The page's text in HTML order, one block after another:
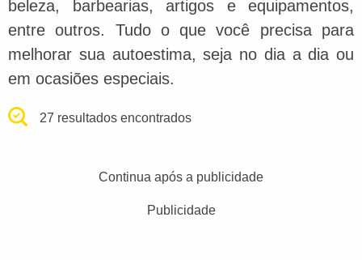
beleza, barbearias, artigos e equipamentos,
entre outros. Tudo o que você precisa para
melhorar sua autoestima, seja no dia a dia ou
em ocasiões especiais.
27 resultados encontrados
Continua após a publicidade
Publicidade